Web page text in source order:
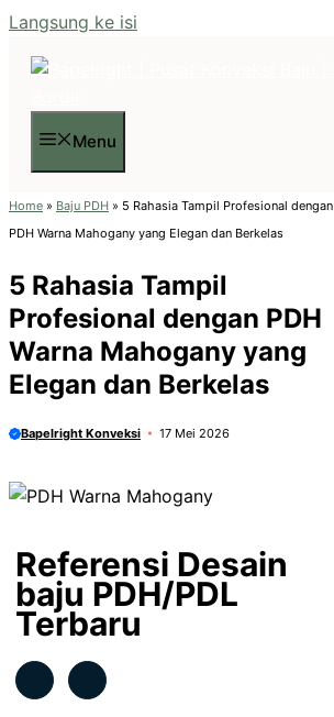
Langsung ke isi
Menu
Home » Baju PDH » 5 Rahasia Tampil Profesional dengan
PDH Warna Mahogany yang Elegan dan Berkelas
5 Rahasia Tampil
Profesional dengan PDH
Warna Mahogany yang
Elegan dan Berkelas
Bapelright Konveksi 17 Mei 2026
Referensi Desain
baju PDH/PDL
Terbaru